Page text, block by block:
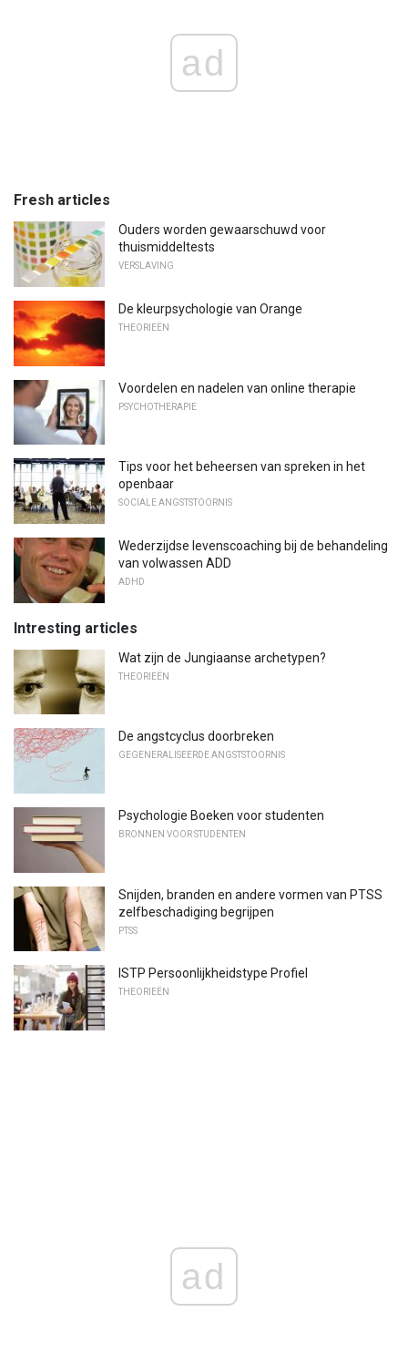
ad
Fresh articles
Ouders worden gewaarschuwd voor
thuismiddeltests
VERSLAVING
De kleurpsychologie van Orange
THEORIEËN
Voordelen en nadelen van online therapie
PSYCHOTHERAPIE
Tips voor het beheersen van spreken in het
openbaar
SOCIALE ANGSTSTOORNIS
Wederzijdse levenscoaching bij de behandeling
van volwassen ADD
ADHD
Intresting articles
Wat zijn de Jungiaanse archetypen?
THEORIEËN
De angstcyclus doorbreken
GEGENERALISEERDE ANGSTSTOORNIS
Psychologie Boeken voor studenten
BRONNEN VOOR STUDENTEN
Snijden, branden en andere vormen van PTSS
zelfbeschadiging begrijpen
PTSS
ISTP Persoonlijkheidstype Profiel
THEORIEËN
ad